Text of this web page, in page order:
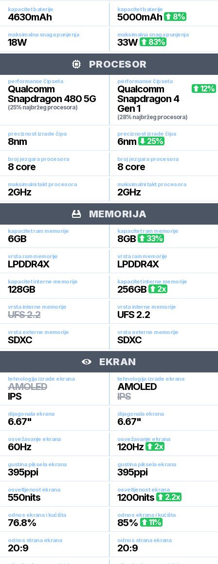
kapacitet baterije
4630mAh
kapacitet baterije
5000mAh 8%
maksimalna snaga punjenja
18W
maksimalna snaga punjenja
33W 83%
PROCESOR
performanse čipseta
Qualcomm
Snapdragon 480 5G
(25% najbržeg procesora)
performanse čipseta
Qualcomm
Snapdragon 4
Gen 1
(28% najbržeg procesora)
12%
preciznost izrade čipa
8nm
preciznost izrade čipa
6nm 25%
broj jezgara procesora
8 core
broj jezgara procesora
8 core
maksimalni takt procesora
2GHz
maksimalni takt procesora
2GHz
MEMORIJA
kapacitet ram memorije
6GB
kapacitet ram memorije
8GB 33%
vrsta ram memorije
LPDDR4X
vrsta ram memorije
LPDDR4X
kapacitet interne memorije
128GB
kapacitet interne memorije
256GB 2x
vrsta interne memorije
UFS 2.2
vrsta interne memorije
UFS 2.2
vrsta externe memorije
SDXC
vrsta externe memorije
SDXC
EKRAN
tehnologija izrade ekrana
AMOLED
IPS
tehnologija izrade ekrana
AMOLED
IPS
dijagonala ekrana
6.67"
dijagonala ekrana
6.67"
osvežavanje ekrana
60Hz
osvežavanje ekrana
120Hz 2x
gustina piksela ekrana
395ppi
gustina piksela ekrana
395ppi
osvetljenost ekrana
550nits
osvetljenost ekrana
1200nits 2.2x
odnos ekrana i kućišta
76.8%
odnos ekrana i kućišta
85% 11%
odnos strana ekrana
20:9
odnos strana ekrana
20:9